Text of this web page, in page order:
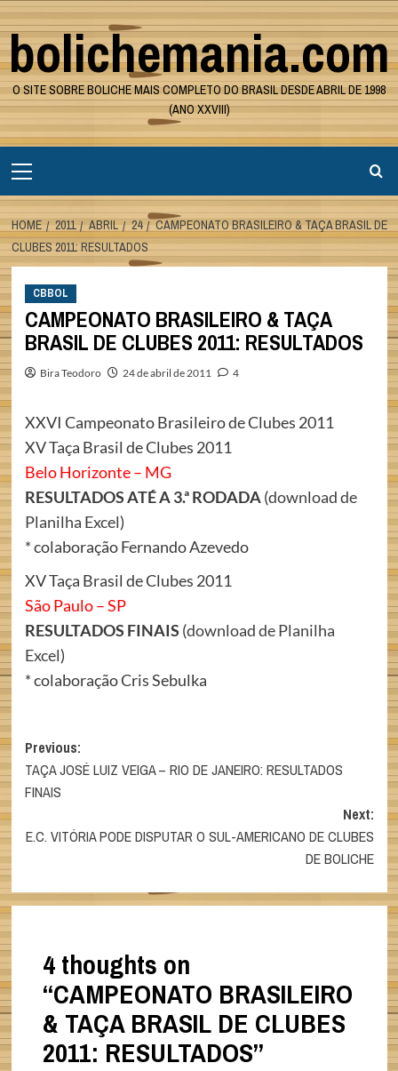
Skip
to
content
bolichemania.com
O SITE SOBRE BOLICHE MAIS COMPLETO DO BRASIL DESDE ABRIL DE 1998
(ANO XXVIII)
Menu
HOME 2011 ABRIL 24
CAMPEONATO BRASILEIRO & TAÇA BRASIL DE
CLUBES 2011: RESULTADOS
CBBOL
CAMPEONATO BRASILEIRO & TAÇA
BRASIL DE CLUBES 2011: RESULTADOS
Bira Teodoro 24 de abril de 2011 4
XXVI Campeonato Brasileiro de Clubes 2011
XV Taça Brasil de Clubes 2011
Belo Horizonte – MG
RESULTADOS ATÉ A 3.ª RODADA(download de
Planilha Excel)
* colaboração Fernando Azevedo
XV Taça Brasil de Clubes 2011
São Paulo – SP
RESULTADOS FINAIS (download de Planilha
Excel)
* colaboração Cris Sebulka
Post
navigation
Previous:
TAÇA JOSÉ LUIZ VEIGA – RIO DE JANEIRO: RESULTADOS
FINAIS
Next:
E.C. VITÓRIA PODE DISPUTAR O SUL-AMERICANO DE CLUBES
DE BOLICHE
4 thoughts on
“CAMPEONATO BRASILEIRO
& TAÇA BRASIL DE CLUBES
2011: RESULTADOS”